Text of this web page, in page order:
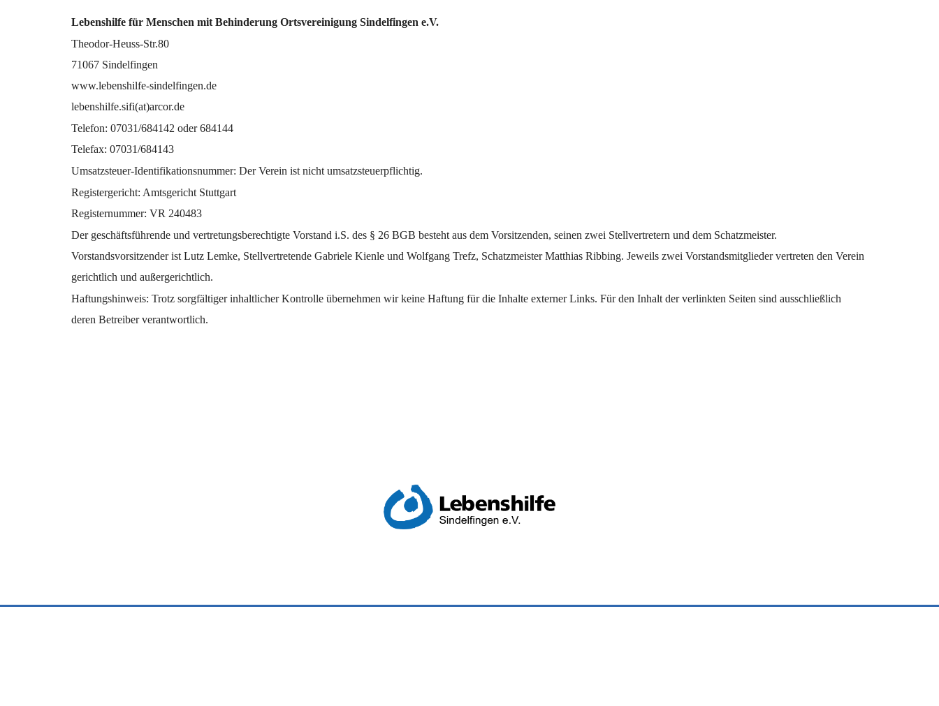
Lebenshilfe für Menschen mit Behinderung Ortsvereinigung Sindelfingen e.V.
Theodor-Heuss-Str.80
71067 Sindelfingen
www.lebenshilfe-sindelfingen.de
lebenshilfe.sifi(at)arcor.de
Telefon: 07031/684142 oder 684144
Telefax: 07031/684143
Umsatzsteuer-Identifikationsnummer: Der Verein ist nicht umsatzsteuerpflichtig.
Registergericht: Amtsgericht Stuttgart
Registernummer: VR 240483
Der geschäftsführende und vertretungsberechtigte Vorstand i.S. des § 26 BGB besteht aus dem Vorsitzenden, seinen zwei Stellvertretern und dem Schatzmeister.
Vorstandsvorsitzender ist Lutz Lemke, Stellvertretende Gabriele Kienle und Wolfgang Trefz, Schatzmeister Matthias Ribbing. Jeweils zwei Vorstandsmitglieder vertreten den Verein
gerichtlich und außergerichtlich.
Haftungshinweis: Trotz sorgfältiger inhaltlicher Kontrolle übernehmen wir keine Haftung für die Inhalte externer Links. Für den Inhalt der verlinkten Seiten sind ausschließlich
deren Betreiber verantwortlich.